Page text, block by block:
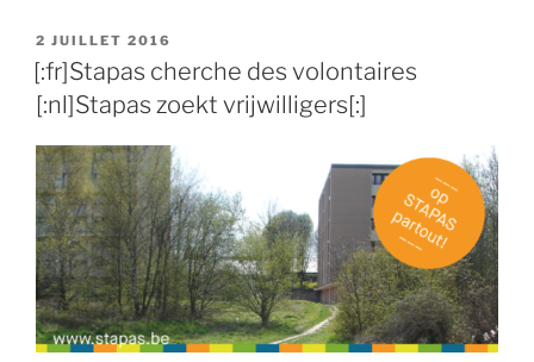
PUBLIÉ
LE
2 JUILLET 2016
[:fr]Stapas cherche des volontaires
[:nl]Stapas zoekt vrijwilligers[:]